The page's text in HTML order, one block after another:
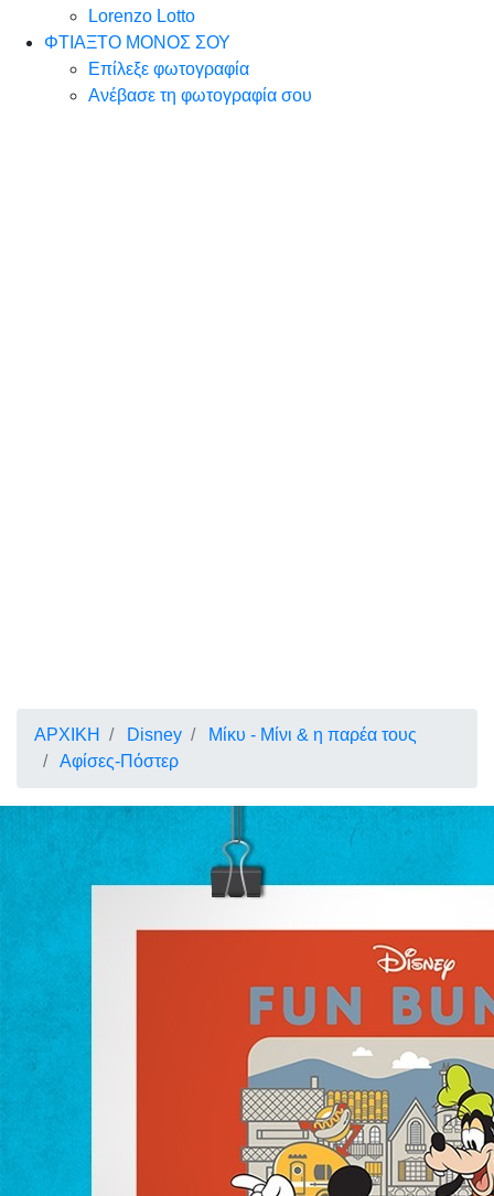
Lorenzo Lotto
ΦΤΙΑΞΤΟ ΜΟΝΟΣ ΣΟΥ
Επίλεξε φωτογραφία
Ανέβασε τη φωτογραφία σου
ΑΡΧΙΚΗ Disney
Μίκυ - Μίνι & η παρέα τους
Αφίσες-Πόστερ